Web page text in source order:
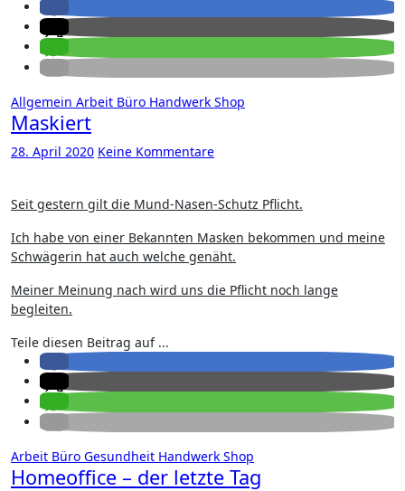
Allgemein Arbeit Büro Handwerk Shop
Maskiert
28. April 2020 Keine Kommentare
Seit gestern gilt die Mund-Nasen-Schutz Pflicht.
Ich habe von einer Bekannten Masken bekommen und meine
Schwägerin hat auch welche genäht.
Meiner Meinung nach wird uns die Pflicht noch lange
begleiten.
Teile diesen Beitrag auf ...
Arbeit Büro Gesundheit Handwerk Shop
Homeoffice – der letzte Tag